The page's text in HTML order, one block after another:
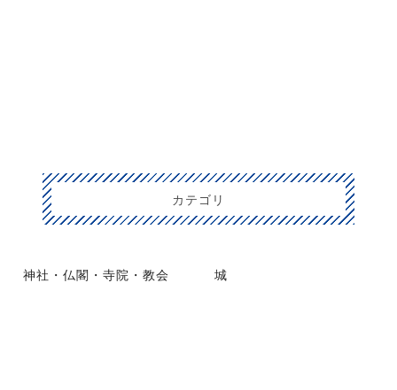
カテゴリ
神社・仏閣・寺院・教会 城